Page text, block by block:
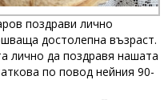
поздрави лично
достолепна възраст.
лично да поздравя нашата
по повод нейния 90-